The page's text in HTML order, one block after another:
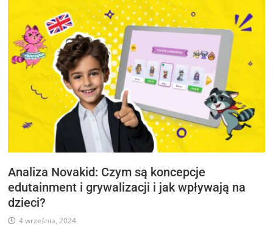
Analiza Novakid: Czym są koncepcje
edutainment i grywalizacji i jak wpływają na
dzieci?
4 września, 2024